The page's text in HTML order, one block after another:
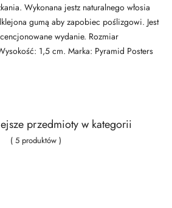
Wykonana jestz naturalnego włosia
gumą aby zapobiec poślizgowi. Jest
wydanie. Rozmiar
1,5 cm. Marka: Pyramid Posters
przedmioty w kategorii
( 5 produktów )